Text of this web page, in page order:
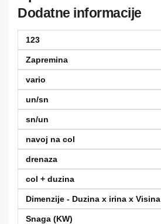
GEBERIT
Dodatne informacije
123
Zapremina
vario
un/sn
sn/un
navoj na col
drenaza
col + duzina
Dimenzije - Duzina x irina x Visina
Snaga (KW)